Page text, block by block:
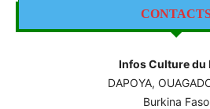
Infos Culture du
DAPOYA,
Burkina Faso